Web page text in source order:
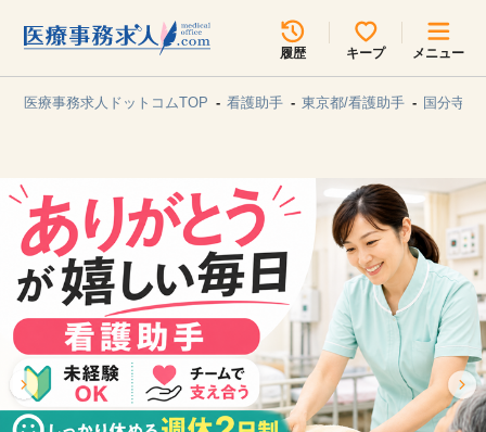
履歴 キープ メニュー
無料転職サポート お問い合わせ
見学会・イベント情報
医療事務まるわかりコラム
医療事務求人ドットコムTOP 看護助手 東京都/看護助手 国分寺市
所在地のエリアを選択してください
各支店担当よりご連絡させていただきます。
関東
東海 北海道・東北
甲信越・北陸 中国・四国
九州・沖縄